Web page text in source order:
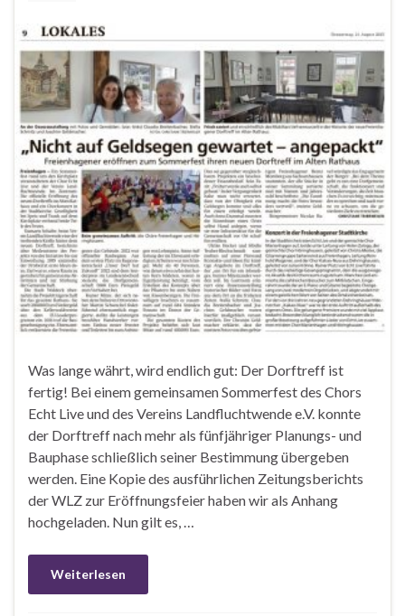
Was lange währt, wird endlich gut: Der Dorftreff ist
fertig! Bei einem gemeinsamen Sommerfest des Chors
Echt Live und des Vereins Landfluchtwende e.V. konnte
der Dorftreff nach mehr als fünfjähriger Planungs- und
Bauphase schließlich seiner Bestimmung übergeben
werden. Eine Kopie des ausführlichen Zeitungsberichts
der WLZ zur Eröffnungsfeier haben wir als Anhang
hochgeladen. Nun gilt es, …
Weiterlesen